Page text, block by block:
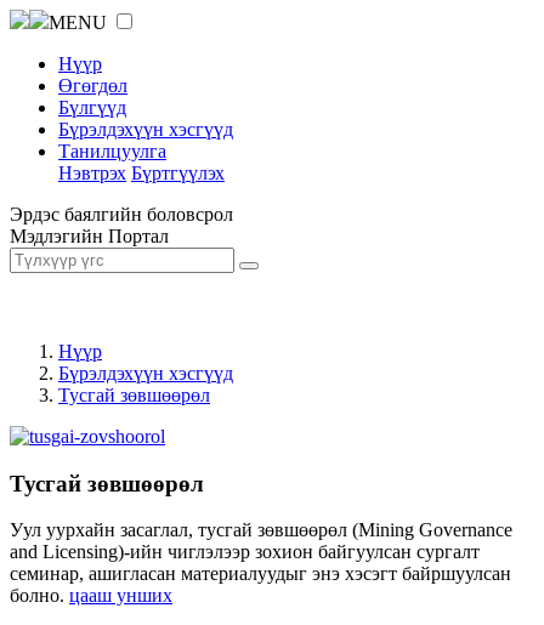
MENU
Нүүр
Өгөгдөл
Бүлгүүд
Бүрэлдэхүүн хэсгүүд
Танилцуулга
Нэвтрэх Бүртгүүлэх
Эрдэс баялгийн боловсрол
Мэдлэгийн Портал
Нүүр
Бүрэлдэхүүн хэсгүүд
Тусгай зөвшөөрөл
Тусгай зөвшөөрөл
Уул уурхайн засаглал, тусгай зөвшөөрөл (Mining Governance
and Licensing)-ийн чиглэлээр зохион байгуулсан сургалт
семинар, ашигласан материалуудыг энэ хэсэгт байршуулсан
болно. цааш унших